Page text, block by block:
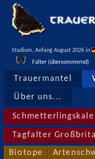
Stadium, Anfang August 2026 in
Falter (übersommernd)
Trauermantel
Über uns...
Tagfalter
Biotope